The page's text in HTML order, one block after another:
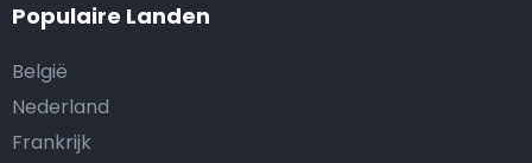
Populaire Landen
België
Nederland
Frankrijk